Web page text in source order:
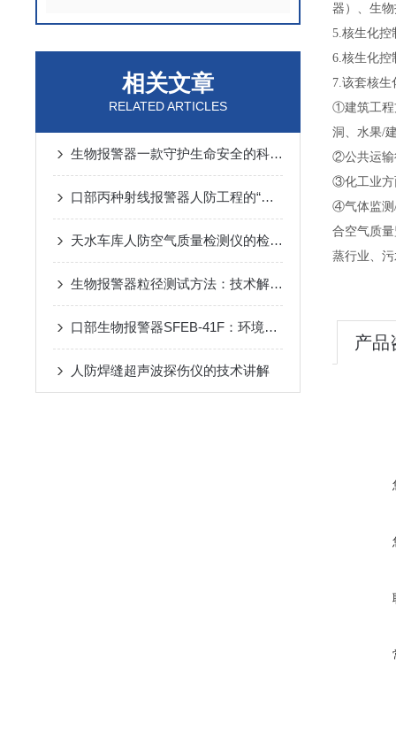
相关文章
RELATED ARTICLES
生物报警器一款守护生命安全的科技哨兵
口部丙种射线报警器人防工程的“核生化”哨兵
天水车库人防空气质量检测仪的检测方法
生物报警器粒径测试方法：技术解析与应用要点
口部生物报警器SFEB-41F：环境生物因素变化的守护者
人防焊缝超声波探伤仪的技术讲解
器）、生
5.核生化控
6.核生化控
7.该套核生
①建筑工程
洞、水果/
②公共运输
③化工业方
④气体监测/
合空气质
蒸行业、
产品